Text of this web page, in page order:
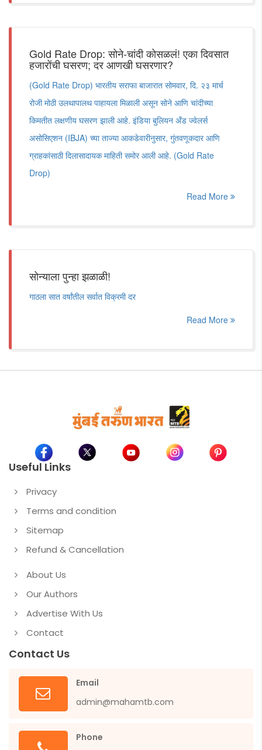
Gold Rate Drop: सोने-चांदी कोसळलं! एका दिवसात
हजारोंची घसरण; दर आणखी घसरणार?
(Gold Rate Drop) भारतीय सराफा बाजारात सोमवार, दि. २३ मार्च
रोजी मोठी उलथापालथ पाहायला मिळाली असून सोने आणि चांदीच्या
किमतीत लक्षणीय घसरण झाली आहे. इंडिया बुलियन अँड ज्वेलर्स
असोसिएशन (IBJA) च्या ताज्या आकडेवारीनुसार, गुंतवणूकदार आणि
ग्राहकांसाठी दिलासादायक माहिती समोर आली आहे. (Gold Rate
Drop)
Read More
सोन्याला पुन्हा झळाळी!
गाठला सात वर्षांतील सर्वात विक्रमी दर
Read More
Useful Links
Privacy
Terms and condition
Sitemap
Refund & Cancellation
About Us
Our Authors
Advertise With Us
Contact
Contact Us
Email
admin@mahamtb.com
Phone